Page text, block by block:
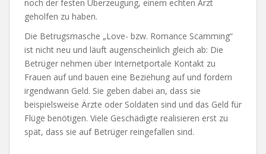
noch der festen Überzeugung, einem echten Arzt
geholfen zu haben.
Die Betrugsmasche „Love- bzw. Romance Scamming“
ist nicht neu und läuft augenscheinlich gleich ab: Die
Betrüger nehmen über Internetportale Kontakt zu
Frauen auf und bauen eine Beziehung auf und fordern
irgendwann Geld. Sie geben dabei an, dass sie
beispielsweise Ärzte oder Soldaten sind und das Geld für
Flüge benötigen. Viele Geschädigte realisieren erst zu
spät, dass sie auf Betrüger reingefallen sind.